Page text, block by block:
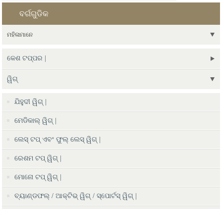
ବର୍ଗଗୁଡିକ
ମହିଳାମାନେ
କେଶ ଟପ୍ପର |
ୱିଗ୍
ଯିହୁଦୀ ୱିଗ୍ |
ମେଡିକାଲ୍ ୱିଗ୍ |
ଲେସ୍ ଟପ୍ ଏବଂ ଫୁଲ୍ ଲେସ୍ ୱିଗ୍ |
ରେଶମ ଟପ୍ ୱିଗ୍ |
ମୋନୋ ଟପ୍ ୱିଗ୍ |
ବ୍ୟାଣ୍ଡଫଲ୍ / ଆକ୍ଟିଭ୍ ୱିଗ୍ / ସ୍ପୋର୍ଟସ୍ ୱିଗ୍ |